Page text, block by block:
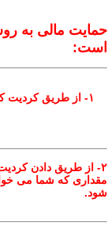
حمایت مالی به
است:
۲- از طریق دادن
مقداری که شما می
شود.